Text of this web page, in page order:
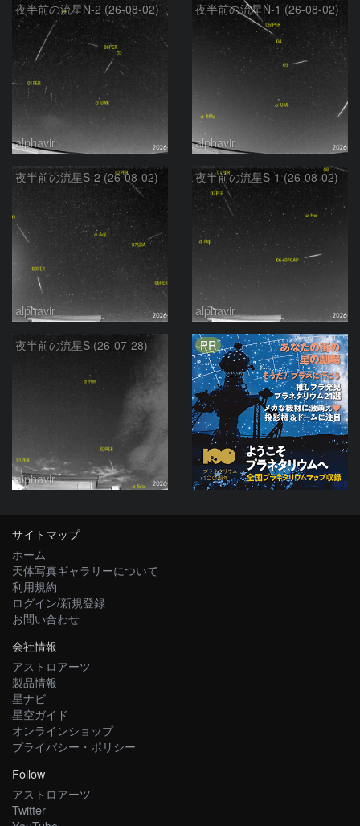
夜半前の流星N-2 (26-08-02)
alphavir
夜半前の流星N-1 (26-08-02)
alphavir
夜半前の流星S-2 (26-08-02)
alphavir
夜半前の流星S-1 (26-08-02)
alphavir
夜半前の流星S (26-07-28)
alphavir
PR
サイトマップ
ホーム
天体写真ギャラリーについて
利用規約
ログイン/新規登録
お問い合わせ
会社情報
アストロアーツ
製品情報
星ナビ
星空ガイド
オンラインショップ
プライバシー・ポリシー
Follow
アストロアーツ
Twitter